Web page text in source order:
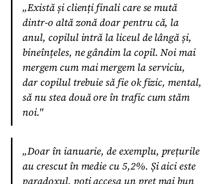
„Există și clienți finali care se mută
dintr-o altă zonă doar pentru că, la
anul, copilul intră la liceul de lângă și,
bineînțeles, ne gândim la copil. Noi mai
mergem cum mai mergem la serviciu,
dar copilul trebuie să fie ok fizic, mental,
să nu stea două ore în trafic cum stăm
noi."
„Doar în ianuarie, de exemplu, prețurile
au crescut în medie cu 5,2%. Și aici este